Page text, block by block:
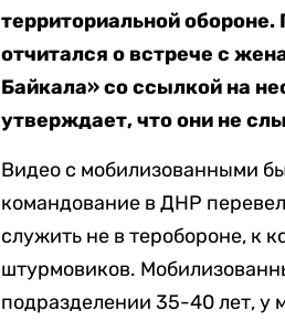
территориальной обороне.
отчитался о встрече с
Байкала» со ссылкой на
утверждает, что они не
Видео с мобилизованными
командование в ДНР
служить не в теробороне, к
штурмовиков.
подразделении 35-40 лет, у